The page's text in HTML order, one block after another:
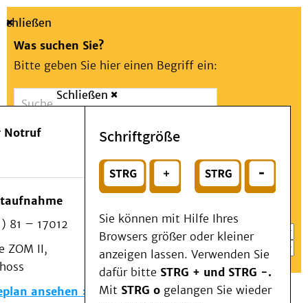
Suche
Schließen
Was suchen Sie?
Bitte geben Sie hier einen Begriff ein:
Suchen
oder
Wählen Sie ein Thema für Ihren Schnelleinstieg
Notfall
Schließen
Notruf
81 – 17012
ZOM II,
ansehen
Schriftgröße
Sie können mit Hilfe Ihres
Browsers größer oder kleiner
anzeigen lassen. Verwenden Sie
dafür bitte STRG + und STRG -.
Mit STRG o gelangen Sie wieder
Menü
Patienten & Besucher
Kliniken/Institute/Zentren
Als Patient am UKD
Beratung und Unterstützung
Veranstaltungen
Kommunikation im Medizinwesen (KIM)
Notfall